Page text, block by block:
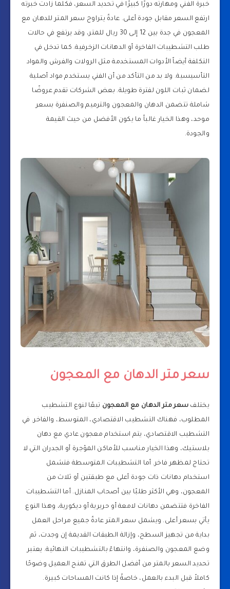
خبرة الفني ومهارته دورًا كبيرًا في تحديد السعر، فكلما زادت خبرته
ارتفع السعر مقابل جودة أعلى. عادةً يتراوح سعر المتر للدهان مع
المعجون في جدة بين 12 إلى 30 ريال للمتر، وقد يرتفع في حالات
طلب التشطيبات الفاخرة أو الدهانات الزخرفية. كما تدخل في
التكلفة أيضاً الأدوات المستخدمة مثل الرولات والفرش والمواد
التأسيسية. ولا بد من التأكد من أن الفني يستخدم مواد أصلية
لضمان ثبات اللون لفترة طويلة. بعض الشركات تقدم عروضًا
شاملة تتضمن الدهان والمعجون والترميم والصنفرة بسعر
موحد، وهذا الخيار غالباً ما يكون الأفضل من حيث القيمة
والجودة.
سعر متر الدهان مع المعجون
يختلف سعر متر الدهان مع المعجون تبعًا لنوع التشطيب
المطلوب، فهناك التشطيب الاقتصادي، المتوسط، والفاخر. في
التشطيب الاقتصادي، يتم استخدام معجون عادي مع دهان
بلاستيك، وهذا الخيار مناسب للأماكن المؤجرة أو الجدران التي لا
تحتاج لمظهر فاخر. أما التشطيبات المتوسطة فتشمل
استخدام دهانات ذات جودة أعلى مع طبقتين أو ثلاث من
المعجون، وهي الأكثر طلبًا بين أصحاب المنازل. أما التشطيبات
الفاخرة فتتضمن دهانات لامعة أو حريرية أو ديكورية، وهذا النوع
يأتي بسعر أعلى. ويشمل سعر المتر عادةً جميع مراحل العمل
بداية من تجهيز السطح، وإزالة الطبقات القديمة إن وجدت، ثم
وضع المعجون والصنفرة، وانتهاءً بالتشطيبات النهائية. يعتبر
تحديد السعر بالمتر من أفضل الطرق التي تمنح العميل وضوحًا
كاملاً قبل البدء بالعمل، خاصةً إذا كانت المساحات كبيرة.